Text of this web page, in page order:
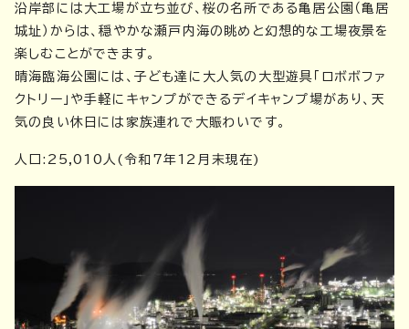
沿岸部には大工場が立ち並び、桜の名所である亀居公園（亀居
城址）からは、穏やかな瀬戸内海の眺めと幻想的な工場夜景を
楽しむことができます。
晴海臨海公園には、子ども達に大人気の大型遊具「ロボボファ
クトリー」や手軽にキャンプができるデイキャンプ場があり、天
気の良い休日には家族連れで大賑わいです。
人口:25,010人(令和7年12月末現在)